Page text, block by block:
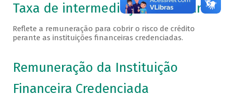
Taxa de intermediação financeira
Reflete a remuneração para cobrir o risco de crédito
perante as instituições financeiras credenciadas.
Remuneração da Instituição
Financeira Credenciada